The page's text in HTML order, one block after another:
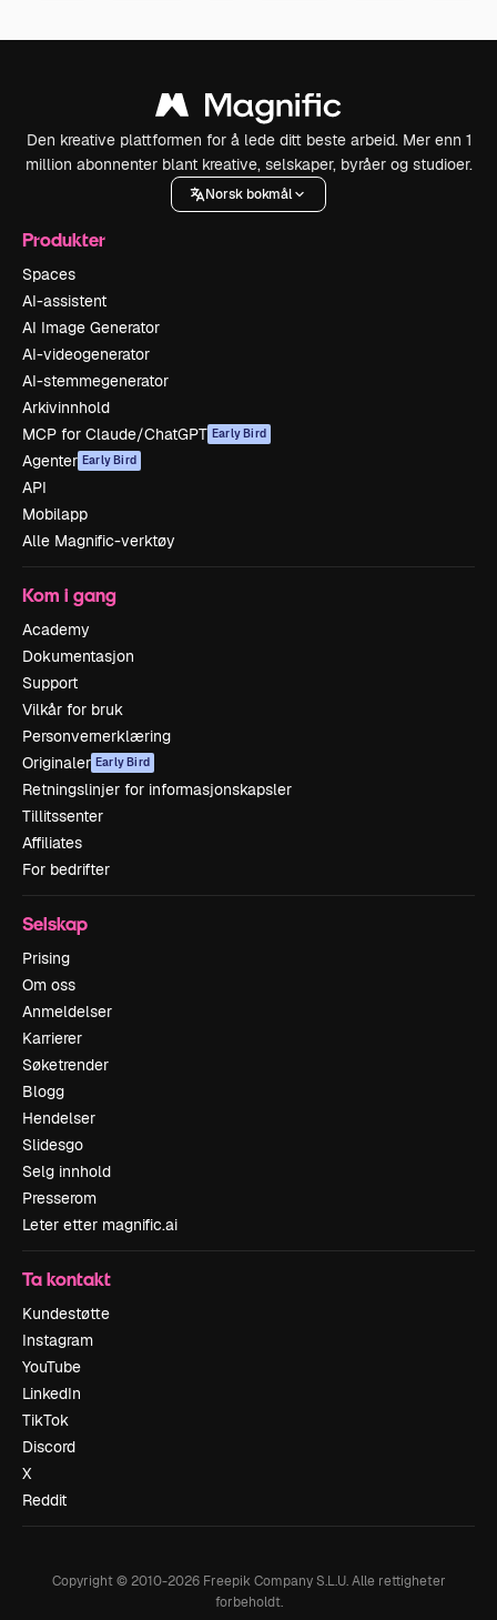
Den kreative plattformen for å lede ditt beste arbeid. Mer enn 1
million abonnenter blant kreative, selskaper, byråer og studioer.
Norsk bokmål
Produkter
Spaces
AI-assistent
AI Image Generator
AI-videogenerator
AI-stemmegenerator
Arkivinnhold
MCP for Claude/ChatGPT Early Bird
Agenter Early Bird
API
Mobilapp
Alle Magnific-verktøy
Kom i gang
Academy
Dokumentasjon
Support
Vilkår for bruk
Personvernerklæring
Originaler Early Bird
Retningslinjer for informasjonskapsler
Tillitssenter
Affiliates
For bedrifter
Selskap
Prising
Om oss
Anmeldelser
Karrierer
Søketrender
Blogg
Hendelser
Slidesgo
Selg innhold
Presserom
Leter etter magnific.ai
Ta kontakt
Kundestøtte
Instagram
YouTube
LinkedIn
TikTok
Discord
X
Reddit
Copyright © 2010-2026Freepik Company S.L.U. Alle rettigheter
forbeholdt.